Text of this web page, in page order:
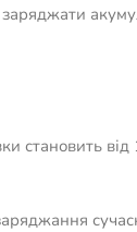
становить